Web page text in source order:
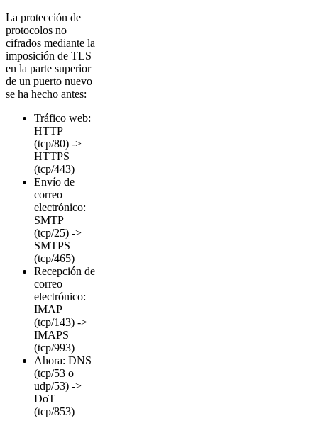
La protección de
protocolos no
cifrados mediante la
imposición de TLS
en la parte superior
de un puerto nuevo
se ha hecho antes:
Tráfico web:
HTTP
(tcp/80) ->
HTTPS
(tcp/443)
Envío de
correo
electrónico:
SMTP
(tcp/25) ->
SMTPS
(tcp/465)
Recepción de
correo
electrónico:
IMAP
(tcp/143) ->
IMAPS
(tcp/993)
Ahora: DNS
(tcp/53 o
udp/53) ->
DoT
(tcp/853)